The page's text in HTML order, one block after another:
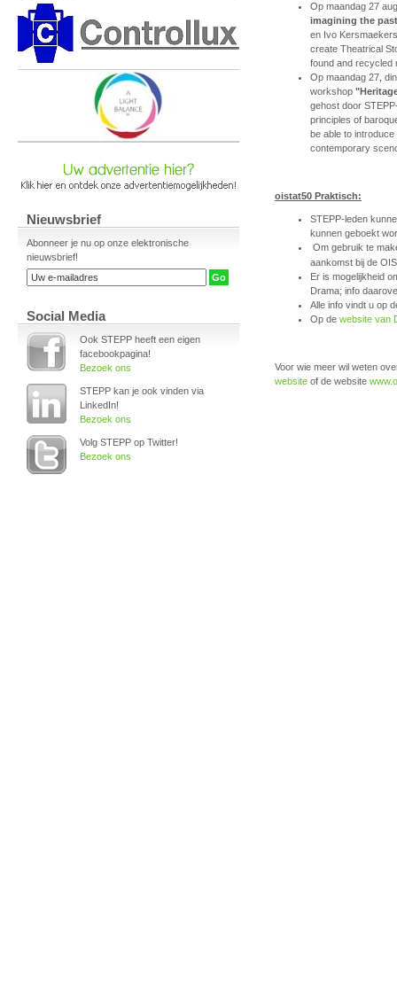
Nieuwsbrief
Abonneer je nu op onze elektronische
nieuwsbrief!
Social Media
Ook STEPP heeft een eigen
facebookpagina!
Bezoek ons
STEPP kan je ook vinden via
LinkedIn!
Bezoek ons
Volg STEPP op Twitter!
Bezoek ons
Op maandag 27
imagining the
en Ivo
create Theatrical
found and recycled
Op maandag 27,
workshop
gehost door
principles of
be able to
contemporary
oistat50 Praktisch:
STEPP-leden
kunnen geboekt
Om gebruik te
aankomst bij de
Er is mogelijkheid
Drama; info
Alle info vindt u op
Op de website van
Voor wie meer wil weten
website of de website